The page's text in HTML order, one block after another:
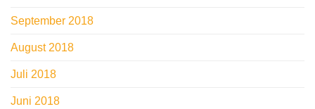
September 2018
August 2018
Juli 2018
Juni 2018